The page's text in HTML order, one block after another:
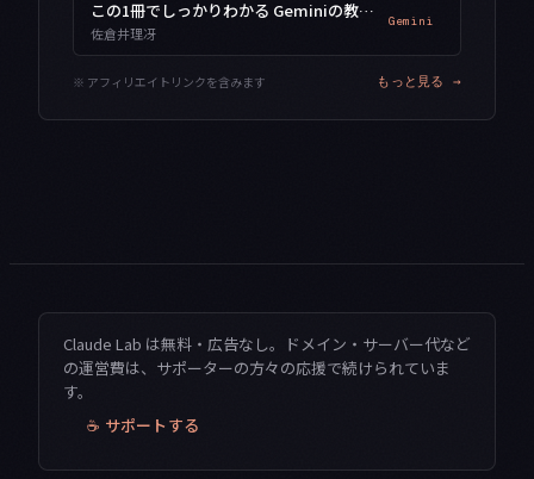
この1冊でしっかりわかる Geminiの教科書
佐倉井理冴
Gemini
※ アフィリエイトリンクを含みます もっと見る →
Claude Lab は無料・広告なし。ドメイン・サーバー代など
の運営費は、サポーターの方々の応援で続けられていま
す。
☕ サポートする